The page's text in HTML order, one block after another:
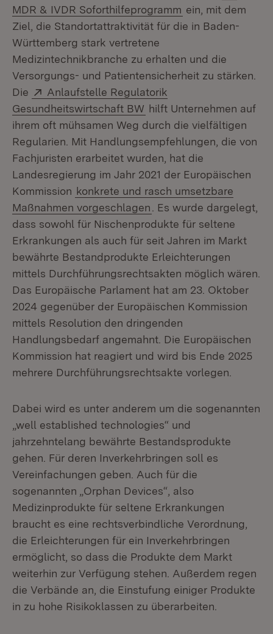
MDR & IVDR Soforthilfeprogramm (Öffnet in neuem
ein, mit dem
Ziel, die Standortattraktivität für die in Baden-
Württemberg stark vertretene
Medizintechnikbranche zu erhalten und die
Versorgungs- und Patientensicherheit zu stärken.
Die
Extern:
Anlaufstelle Regulatorik
Gesundheitswirtschaft BW (Öffnet in neuem Fenster)
hilft Unternehmen auf
ihrem oft mühsamen Weg durch die vielfältigen
Regularien. Mit Handlungsempfehlungen, die von
Fachjuristen erarbeitet wurden, hat die
Landesregierung im Jahr 2021 der Europäischen
Kommission konkrete und rasch umsetzbare
Maßnahmen vorgeschlagen
. Es wurde dargelegt,
dass sowohl für Nischenprodukte für seltene
Erkrankungen als auch für seit Jahren im Markt
bewährte Bestandprodukte Erleichterungen
mittels Durchführungsrechtsakten möglich wären.
Das Europäische Parlament hat am 23. Oktober
2024 gegenüber der Europäischen Kommission
mittels Resolution den dringenden
Handlungsbedarf angemahnt. Die Europäischen
Kommission hat reagiert und wird bis Ende 2025
mehrere Durchführungsrechtsakte vorlegen.
Dabei wird es unter anderem um die sogenannten
„well established technologies“ und
jahrzehntelang bewährte Bestandsprodukte
gehen. Für deren Inverkehrbringen soll es
Vereinfachungen geben. Auch für die
sogenannten „Orphan Devices“, also
Medizinprodukte für seltene Erkrankungen
braucht es eine rechtsverbindliche Verordnung,
die Erleichterungen für ein Inverkehrbringen
ermöglicht, so dass die Produkte dem Markt
weiterhin zur Verfügung stehen. Außerdem regen
die Verbände an, die Einstufung einiger Produkte
in zu hohe Risikoklassen zu überarbeiten.